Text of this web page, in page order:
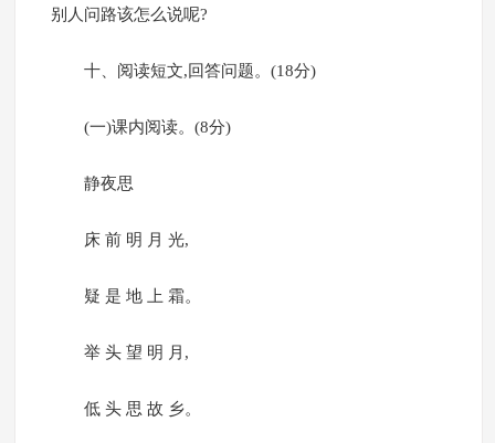
别人问路该怎么说呢?
十、阅读短文,回答问题。(18分)
(一)课内阅读。(8分)
静夜思
床 前 明 月 光,
疑 是 地 上 霜。
举 头 望 明 月,
低 头 思 故 乡。